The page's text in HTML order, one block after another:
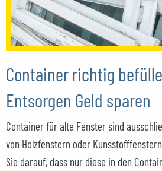
Container richtig
Entsorgen Geld sparen
Container für alte Fenster sind
von Holzfenstern oder
Sie darauf, dass nur diese in den